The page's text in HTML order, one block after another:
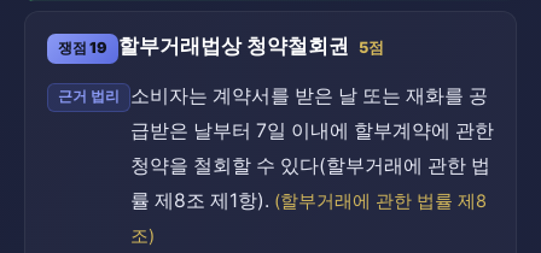
쟁점 19 할부거래법상 청약철회권 5점
근거 법리
소비자는 계약서를 받은 날 또는 재화를 공
급받은 날부터 7일 이내에 할부계약에 관한
청약을 철회할 수 있다(할부거래에 관한 법
률 제8조 제1항). (할부거래에 관한 법률 제8
조)